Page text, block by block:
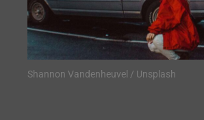
Shannon Vandenheuvel / Unsplash